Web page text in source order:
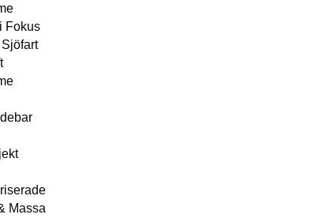
Fokus
Massa